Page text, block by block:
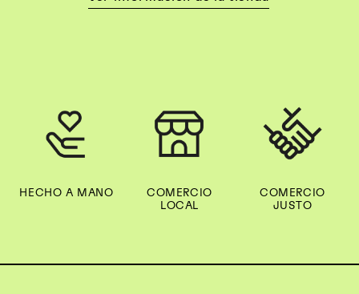
HECHO A MANO
COMERCIO
LOCAL
COMERCIO
JUSTO